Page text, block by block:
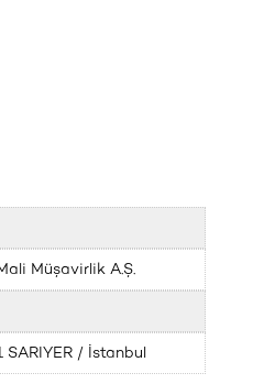
Müşavirlik A.Ş.
/ İstanbul